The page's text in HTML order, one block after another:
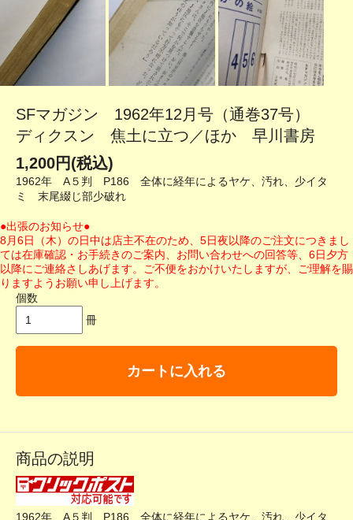
SFマガジン 1962年12月号（通巻37号）
ディクスン 焦土に立つ／ほか 早川書房
1,200円(税込)
1962年 A５判 P186 全体に経年によるヤケ、汚れ、少イタ
ミ 末尾綴じ部少破れ
●出張のお知らせ●
8月6日（木）の日中は店主不在のため、5日夜以降のご注文につきまし
ては在庫確認・お手続きのご案内、お問い合わせへの回答等、6日夕方
以降にご連絡さしあげます。ご不便をおかけいたしますが、ご理解を賜
りますようお願い申し上げます。
個数
冊
カートに入れる
商品の説明
1962年 A５判 P186 全体に経年によるヤケ、汚れ、少イタ